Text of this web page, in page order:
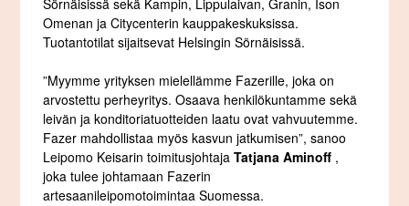
Sörnäisissä sekä Kampin, Lippulaivan, Granin, Ison
Omenan ja Citycenterin kauppakeskuksissa.
Tuotantotilat sijaitsevat Helsingin Sörnäisissä.
”Myymme yrityksen mielellämme Fazerille, joka on
arvostettu perheyritys. Osaava henkilökuntamme sekä
leivän ja konditoriatuotteiden laatu ovat vahvuutemme.
Fazer mahdollistaa myös kasvun jatkumisen”, sanoo
Leipomo Keisarin toimitusjohtajaTatjana Aminoff ,
joka tulee johtamaan Fazerin
artesaanileipomotoimintaa Suomessa.